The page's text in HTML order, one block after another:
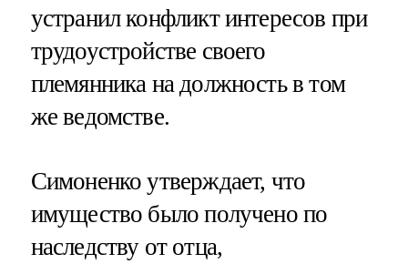
устранил конфликт интересов при
трудоустройстве своего
племянника на должность в том
же ведомстве.
Симоненко утверждает, что
имущество было получено по
наследству от отца,